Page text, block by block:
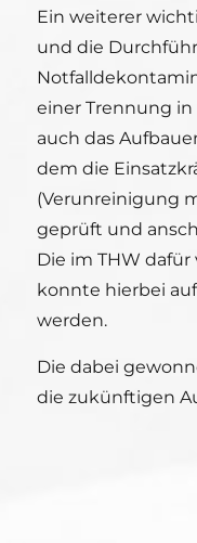
Ein weiterer
und die
einer Trennung
auch das
dem die
(Verunreinigung
geprüft und
Die im THW
konnte hierbei
werden.
Die dabei
die zukünftigen